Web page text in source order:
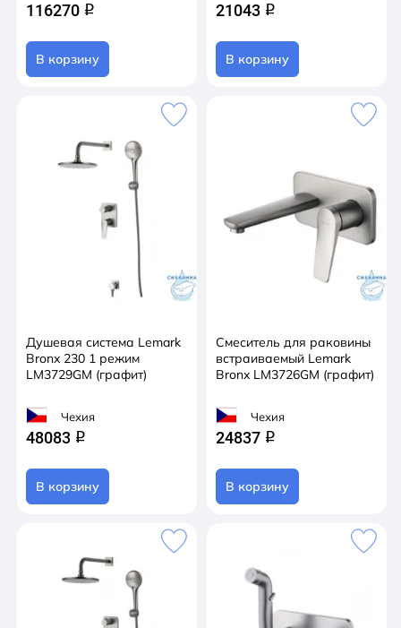
116270 q
В корзину
21043 q
В корзину
Душевая система Lemark
Bronx 230 1 режим
LM3729GM (графит)
Чехия
48083 q
В корзину
Смеситель для раковины
встраиваемый Lemark
Bronx LM3726GM (графит)
Чехия
24837 q
В корзину